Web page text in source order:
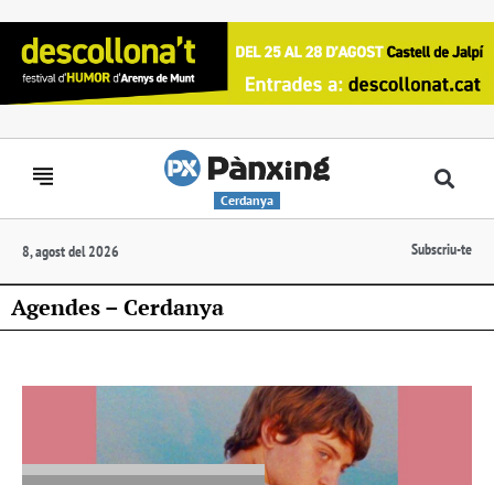
Cerdanya
8, agost del 2026 Subscriu-te
Agendes – Cerdanya